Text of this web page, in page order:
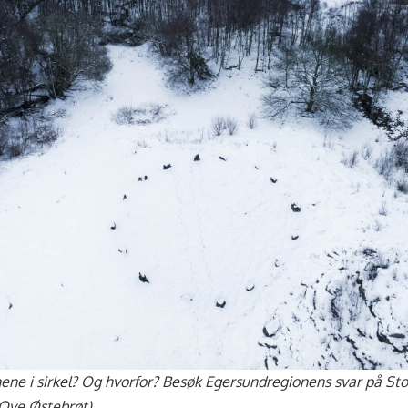
i sirkel? Og hvorfor? Besøk Egersundregionens svar på